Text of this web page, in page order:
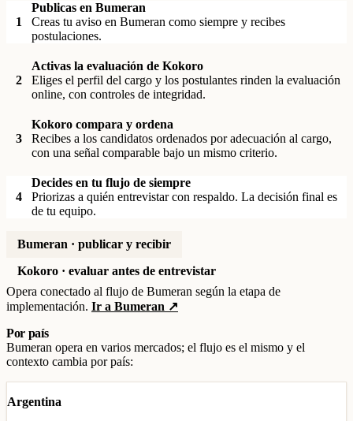
1
Publicas en Bumeran
Creas tu aviso en Bumeran como siempre y recibes
postulaciones.
2
Activas la evaluación de Kokoro
Eliges el perfil del cargo y los postulantes rinden la evaluación
online, con controles de integridad.
3
Kokoro compara y ordena
Recibes a los candidatos ordenados por adecuación al cargo,
con una señal comparable bajo un mismo criterio.
4
Decides en tu flujo de siempre
Priorizas a quién entrevistar con respaldo. La decisión final es
de tu equipo.
Bumeran · publicar y recibir
Kokoro · evaluar antes de entrevistar
Opera conectado al flujo de Bumeran según la etapa de
implementación. Ir a Bumeran ↗
Por país
Bumeran opera en varios mercados; el flujo es el mismo y el
contexto cambia por país:
Argentina